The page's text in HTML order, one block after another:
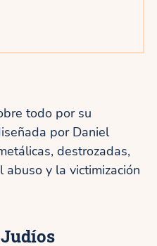
todo por su
por Daniel
destrozadas,
y la victimización